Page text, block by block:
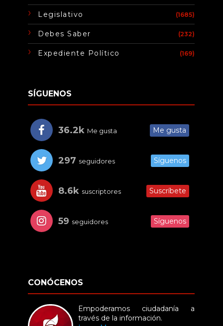
Legislativo (1685)
Debes Saber (232)
Expediente Político (169)
SÍGUENOS
36.2k Me gusta Me gusta
297 seguidores Síguenos
8.6k suscriptores Suscríbete
59 seguidores Síguenos
CONÓCENOS
Empoderamos ciudadanía a
través de la información.